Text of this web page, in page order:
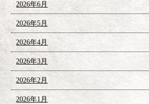
2026年6月
2026年5月
2026年4月
2026年3月
2026年2月
2026年1月